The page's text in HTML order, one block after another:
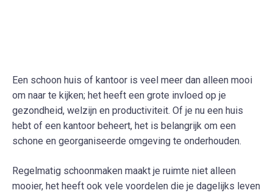
Een schoon huis of kantoor is veel meer dan alleen mooi
om naar te kijken; het heeft een grote invloed op je
gezondheid, welzijn en productiviteit. Of je nu een huis
hebt of een kantoor beheert, het is belangrijk om een
schone en georganiseerde omgeving te onderhouden.
Regelmatig schoonmaken maakt je ruimte niet alleen
mooier, het heeft ook vele voordelen die je dagelijks leven